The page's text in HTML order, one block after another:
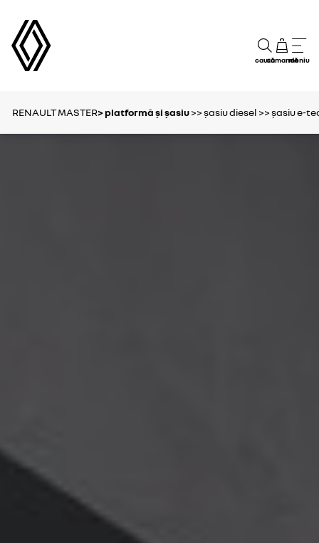
cautăcomandămeniu
RENAULT MASTER> platformă și șasiu>> șasiu diesel >> șasiu e-